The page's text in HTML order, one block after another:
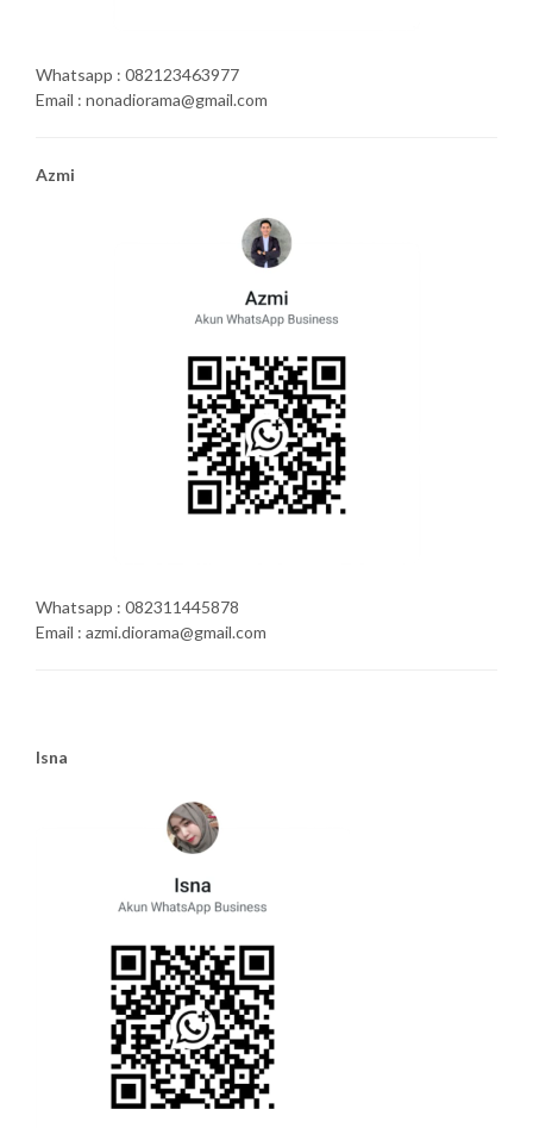
Whatsapp : 082123463977
Email : nonadiorama@gmail.com
Azmi
Whatsapp : 082311445878
Email : azmi.diorama@gmail.com
Isna